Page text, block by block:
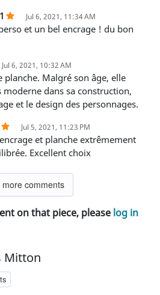
Jul 6, 2021, 11:34 AM
Jul 6, 2021, 10:32 AM
moderne dans sa construction,
et le design des personnages.
Jul 5, 2021, 11:23 PM
Excellent choix
more comments
on that piece, please log in
Mitton